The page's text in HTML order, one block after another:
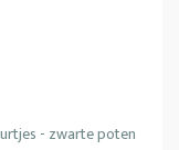
- zwarte poten